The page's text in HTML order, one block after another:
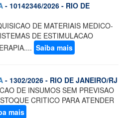
- 10142346/2026 - RIO DE
DE MATERIAIS MEDICO-
DE ESTIMULACAO
Saiba mais
- 1302/2026 - RIO DE JANEIRO/RJ
DE INSUMOS SEM PREVISAO
CRITICO PARA ATENDER
mais